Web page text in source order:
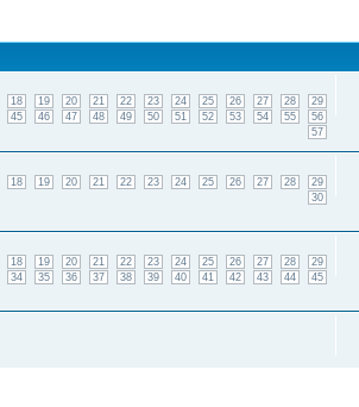
18 19 20 21 22 23 24 25 26 27 28
29
45 46 47 48 49 50 51 52 53 54 55
56
57
18 19 20 21 22 23 24 25 26 27 28
29
30
18 19 20 21 22 23 24 25 26 27 28
29
34 35 36 37 38 39 40 41 42 43 44 45